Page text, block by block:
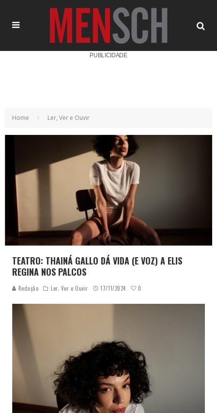
PUBLICIDADE
Home Ler, Ver e Ouvir
TEATRO: THAINÁ GALLO DÁ VIDA (E VOZ) A ELIS
REGINA NOS PALCOS
Redação Ler, Ver e Ouvir 17/11/2024 0